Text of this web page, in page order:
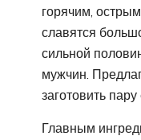
горячим,
славятся
сильной
мужчин.
заготовить
Главным